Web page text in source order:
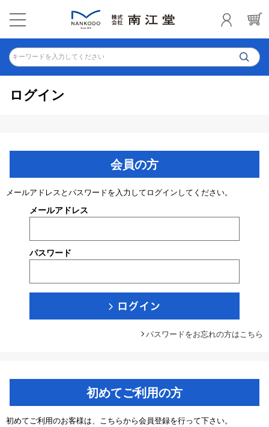
キーワードを入力してください
ログイン
会員の方
メールアドレスとパスワードを入力してログインしてください。
メールアドレス
パスワード
パスワードをお忘れの方はこちら
初めてご利用の方
初めてご利用のお客様は、こちらから会員登録を行って下さい。